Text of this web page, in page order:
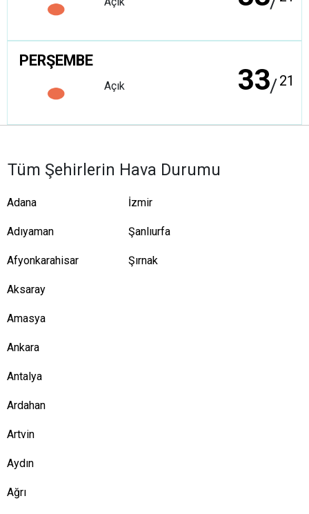
PERŞEMBE
Açık 33/21
Tüm Şehirlerin Hava Durumu
Adana
Adıyaman
Afyonkarahisar
Aksaray
Amasya
Ankara
Antalya
Ardahan
Artvin
Aydın
Ağrı
İzmir
Şanlıurfa
Şırnak